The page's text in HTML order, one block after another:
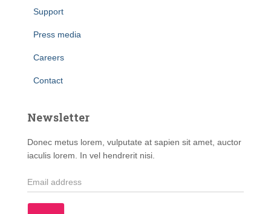
Support
Press media
Careers
Contact
Newsletter
Donec metus lorem, vulputate at sapien sit amet, auctor
iaculis lorem. In vel hendrerit nisi.